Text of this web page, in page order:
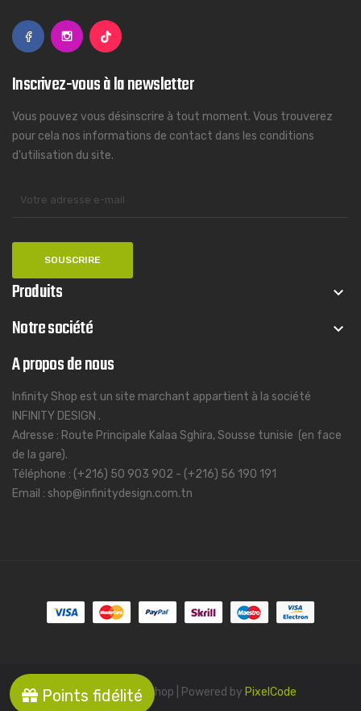
Inscrivez-vous à la newsletter
Vous pouvez vous désinscrire à tout moment. Vous trouverez
pour cela nos informations de contact dans les conditions
d'utilisation du site.
Produits keyboard_arrow_down
Notre société keyboard_arrow_down
Points fidélité
A propos de nous
Infinity Shop est un site marchant appartient à la société
INFINITY DESIGN .
Adresse : Route Principale Kalaa Sghira, Sousse tunisie (en face
de la gare).
Téléphone : (+216) 50 903 902 - (+216) 56 190 191
Email : shop@infinitydesign.com.tn
© 2022 Infinity Shop | Powered by PixelCode